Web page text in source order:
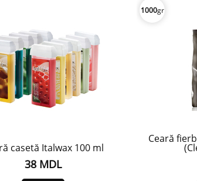
casetă Italwax 100 ml
38 MDL
1000gr
Ceară